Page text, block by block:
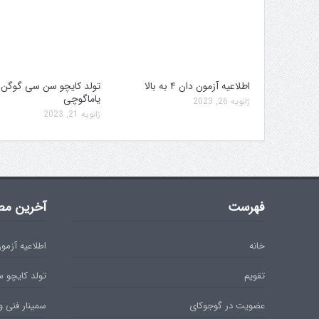
اطلاعیه آزمون دان ۴ به بالا
ژانویه 26, 2023
تولد کایچو سن سی گوگن
یاماگوچی
ژانویه 21, 2023
فهرست
خانه
تقویم
عضویت در گوجوکای
آخرین
اطلاعیه آزمون
تولد
سمینار فنی